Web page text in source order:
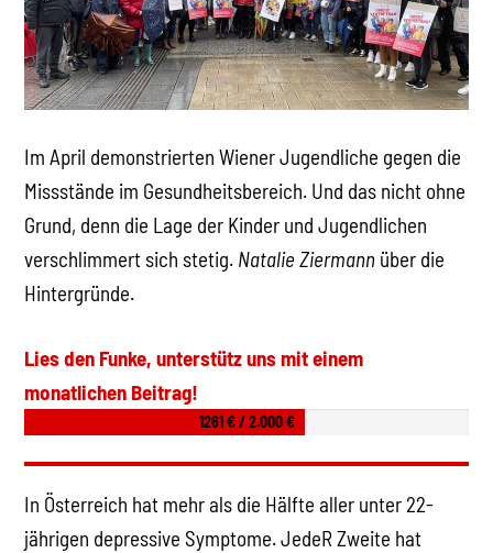
Im April demonstrierten Wiener Jugendliche gegen die
Missstände im Gesundheitsbereich. Und das nicht ohne
Grund, denn die Lage der Kinder und Jugendlichen
verschlimmert sich stetig. Natalie Ziermann über die
Hintergründe.
Lies den Funke, unterstütz uns mit einem
monatlichen Beitrag!
1261 € / 2.000 €
In Österreich hat mehr als die Hälfte aller unter 22-
jährigen depressive Symptome. JedeR Zweite hat